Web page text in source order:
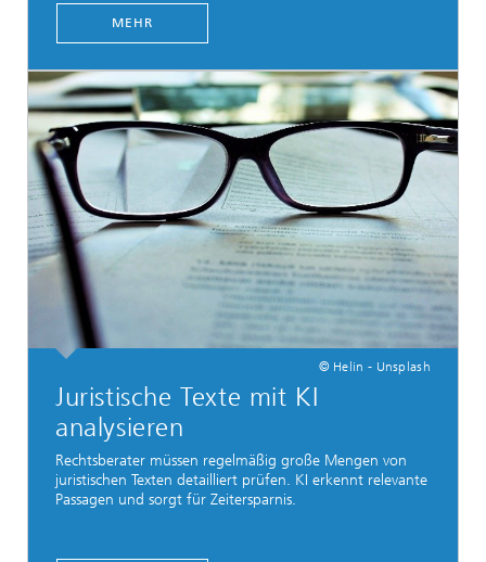
MEHR
© Helin - Unsplash
Juristische Texte mit KI
analysieren
Rechtsberater müssen regelmäßig große Mengen von
juristischen Texten detailliert prüfen. KI erkennt relevante
Passagen und sorgt für Zeitersparnis.